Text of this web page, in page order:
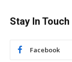
Stay In Touch
Facebook